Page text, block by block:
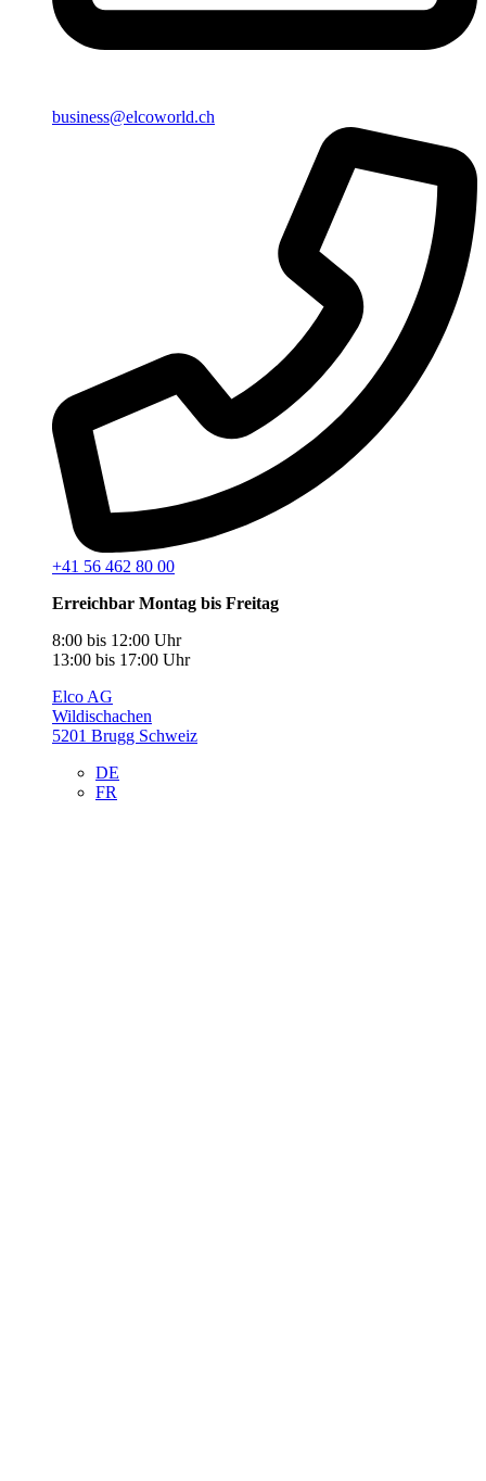
business@elcoworld.ch
+41 56 462 80 00
Erreichbar Montag bis Freitag
8:00 bis 12:00 Uhr
13:00 bis 17:00 Uhr
Elco AG
Wildischachen
5201 Brugg Schweiz
DE
FR